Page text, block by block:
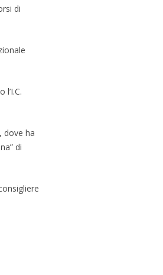
di
dove ha
di